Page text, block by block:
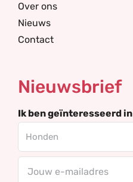
Over ons
Nieuws
Contact
Nieuwsbrief
Ik ben geïnteresseerd in